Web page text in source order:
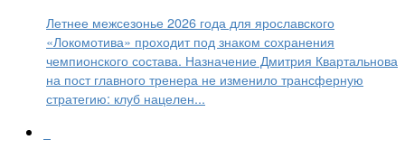
Летнее межсезонье 2026 года для ярославского
«Локомотива» проходит под знаком сохранения
чемпионского состава. Назначение Дмитрия Квартальнова
на пост главного тренера не изменило трансферную
стратегию: клуб нацелен...